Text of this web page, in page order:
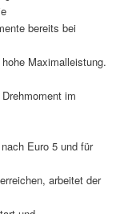
bereits bei
Maximalleistung.
im
Euro 5 und für
arbeitet der